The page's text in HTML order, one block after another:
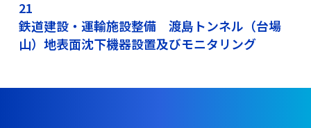
21
鉄道建設・運輸施設整備 渡島トンネル（台場
山）地表面沈下機器設置及びモニタリング